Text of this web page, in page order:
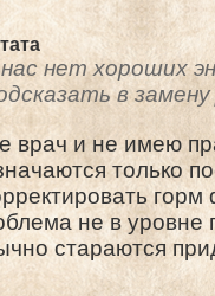
нас нет хороших
в
врач и не имею
только
не в уровне
стараются